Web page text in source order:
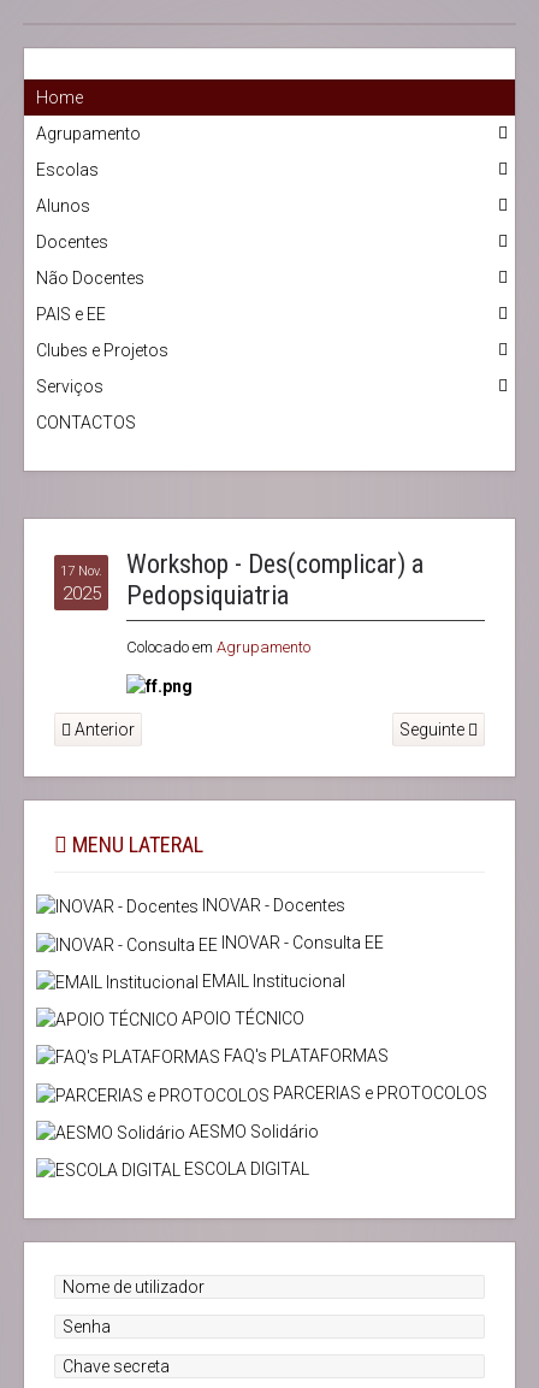
Home
Agrupamento
Escolas
Alunos
Docentes
Não Docentes
PAIS e EE
Clubes e Projetos
Serviços
CONTACTOS
17 Nov.
2025
Workshop - Des(complicar) a
Pedopsiquiatria
Colocado em Agrupamento
Anterior Seguinte
MENU LATERAL
INOVAR - Docentes
INOVAR - Consulta EE
EMAIL Institucional
APOIO TÉCNICO
FAQ's PLATAFORMAS
PARCERIAS e PROTOCOLOS
AESMO Solidário
ESCOLA DIGITAL